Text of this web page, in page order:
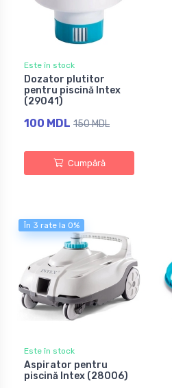
Este în stock
Dozator plutitor
pentru piscină Intex
(29041)
100 MDL 150 MDL
Cumpără
În 3 rate la 0%
Este în stock
Aspirator pentru
piscină Intex (28006)